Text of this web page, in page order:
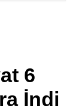
6
İndi